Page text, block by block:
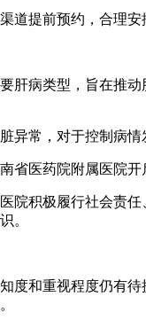
提前预约，合理安
类型，旨在推动
常，对于控制病情
极履行社会责任
。
重视程度仍有待